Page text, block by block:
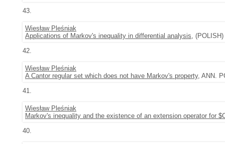
43.
Wiesław Pleśniak
Applications of Markov's inequality in differential analysis,
42.
Wiesław Pleśniak
A Cantor regular set which does not have Markov's property, ANN.
41.
Wiesław Pleśniak
Markov's inequality and the existence of an extension operator for
40.